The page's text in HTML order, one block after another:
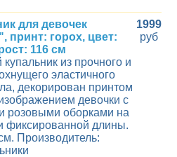
для девочек
принт: горох, цвет:
116 см
из прочного и
эластичного
декорирован принтом
девочки с
розовыми оборками на
фиксированной длины.
Производитель:
1999
руб